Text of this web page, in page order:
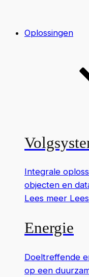
Oplossingen
Integrale
objecten en
Lees meer
Energie
Doeltreffende
op een